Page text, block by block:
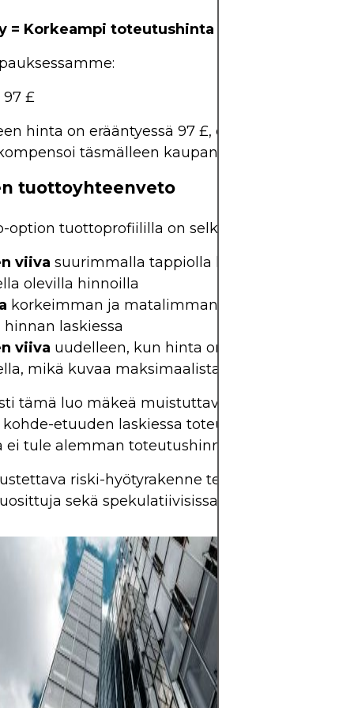
= Korkeampi toteutushinta – Nettopreemio
97 £
hinta on erääntyessä 97 £, osto-option
täsmälleen kaupan kustannukset.
tuottoyhteenveto
option tuottoprofiililla on selkeä ulkoasu:
viiva suurimmalla tappiolla korkeimman
olevilla hinnoilla
korkeimman ja matalimman toteutushinnan
laskiessa
viiva uudelleen, kun hinta on alimman
mikä kuvaa maksimaalista voittoa
tämä luo mäkeä muistuttavan muodon,
kohde-etuuden laskiessa toteutushintojen
ei tule alemman toteutushinnan alapuolella.
riski-hyötyrakenne tekee karhuput-
sekä spekulatiivisissa että